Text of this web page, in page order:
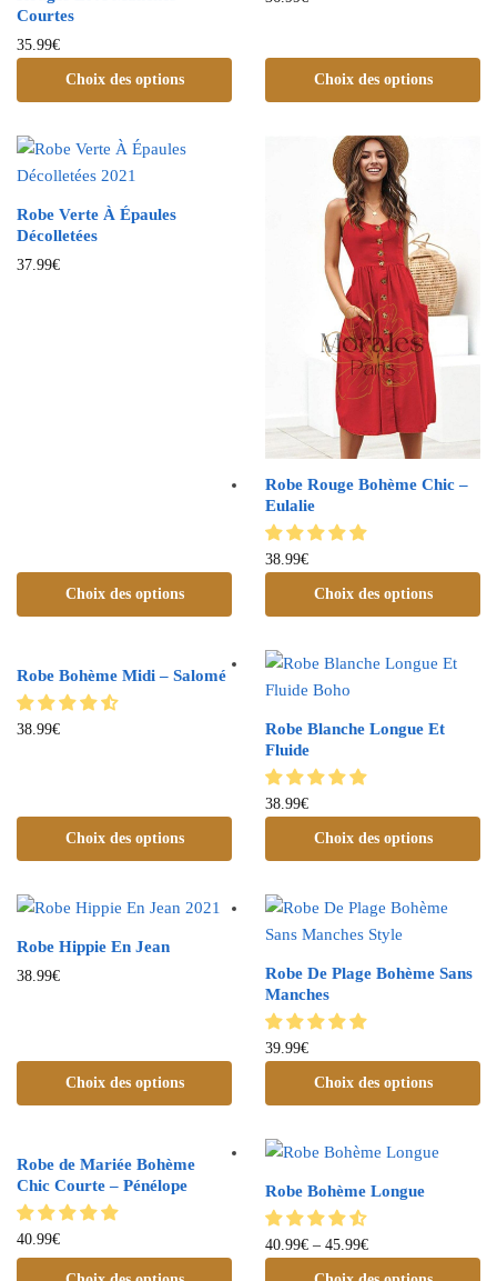
Courtes
35.99€
Choix des options Choix des options
Robe Verte À Épaules
Décolletées
37.99€
Choix des options
Robe Rouge Bohème Chic –
Eulalie
38.99€
Choix des options
Robe Bohème Midi – Salomé
38.99€
Choix des options
Robe Blanche Longue Et
Fluide
38.99€
Choix des options
Robe Hippie En Jean
38.99€
Choix des options
Robe De Plage Bohème Sans
Manches
39.99€
Choix des options
Robe de Mariée Bohème
Chic Courte – Pénélope
40.99€
Robe Bohème Longue
40.99€ – 45.99€